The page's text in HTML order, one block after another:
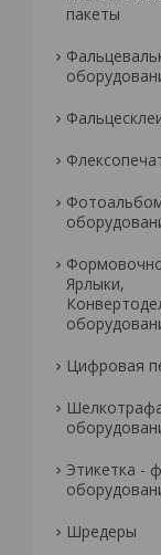
пакеты
Ярлыки,
Цифровая
Этикетка -
Шредеры